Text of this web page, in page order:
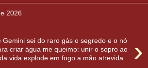
2026
›
Gemini sei do raro gás o segredo e o nó
criar água me queimo: unir o sopro ao
vida explode em fogo a mão atrevida